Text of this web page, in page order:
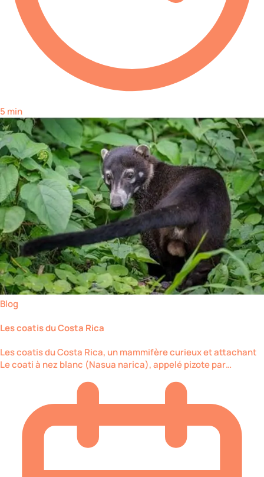
5 min
Blog
Les coatis du Costa Rica
Les coatis du Costa Rica, un mammifère curieux et attachant
Le coati à nez blanc (Nasua narica), appelé pizote par…